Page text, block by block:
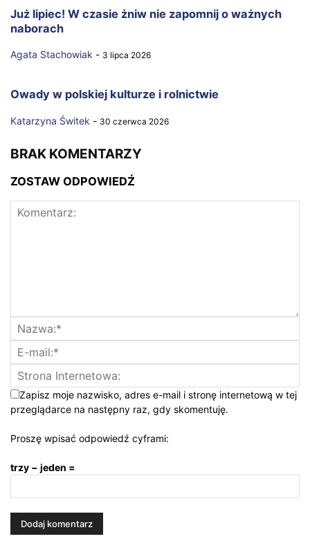
Już lipiec! W czasie żniw nie zapomnij o ważnych
naborach
Agata Stachowiak - 3 lipca 2026
Owady w polskiej kulturze i rolnictwie
Katarzyna Świtek - 30 czerwca 2026
BRAK KOMENTARZY
ZOSTAW ODPOWIEDŹ
Zapisz moje nazwisko, adres e-mail i stronę internetową w tej
przeglądarce na następny raz, gdy skomentuję.
Proszę wpisać odpowiedź cyframi:
trzy − jeden =